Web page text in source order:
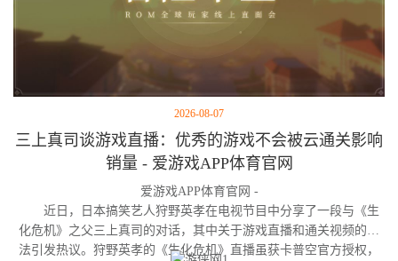
2026-08-07
三上真司谈游戏直播：优秀的游戏不会被云通关影响
销量 - 爱游戏APP体育官网
爱游戏APP体育官网 -
近日，日本搞笑艺人狩野英孝在电视节目中分享了一段与《生
化危机》之父三上真司的对话，其中关于游戏直播和通关视频的看
法引发热议。狩野英孝的《生化危机》直播虽获卡普空官方授权，